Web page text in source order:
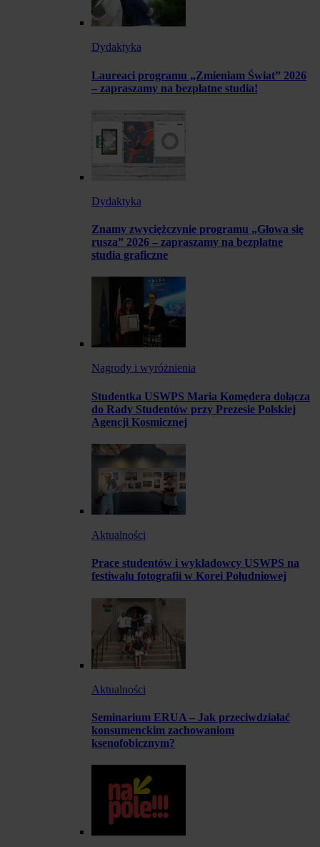
Dydaktyka
Laureaci programu „Zmieniam Świat” 2026
– zapraszamy na bezpłatne studia!
Dydaktyka
Znamy zwyciężczynie programu „Głowa się
rusza” 2026 – zapraszamy na bezpłatne
studia graficzne
Nagrody i wyróżnienia
Studentka USWPS Maria Komędera dołącza
do Rady Studentów przy Prezesie Polskiej
Agencji Kosmicznej
Aktualności
Prace studentów i wykładowcy USWPS na
festiwalu fotografii w Korei Południowej
Aktualności
Seminarium ERUA – Jak przeciwdziałać
konsumenckim zachowaniom
ksenofobicznym?